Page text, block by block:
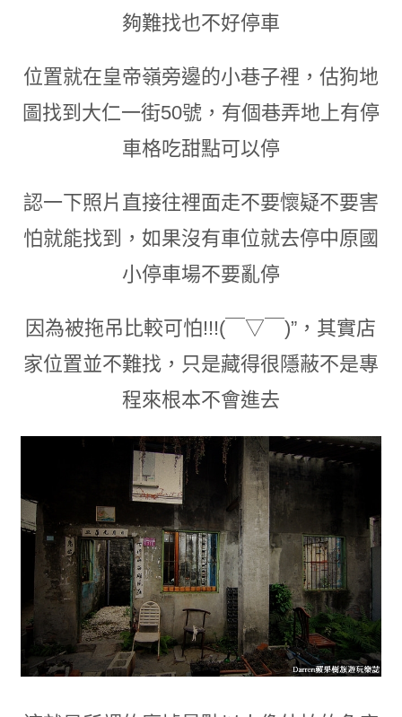
夠難找也不好停車
位置就在皇帝嶺旁邊的小巷子裡 ， 估狗地
圖找到大仁一街50號， 有個巷弄地上有停
車格吃甜點可以停
認一下照片直接往裡面走不要懷疑不要害
怕就能找到 ， 如果沒有車位就去停中原國
小停車場不要亂停
因為被拖吊比較可怕!!!(￣▽￣)” ， 其實店
家位置並不難找， 只是藏得很隱蔽不是專
程來根本不會進去